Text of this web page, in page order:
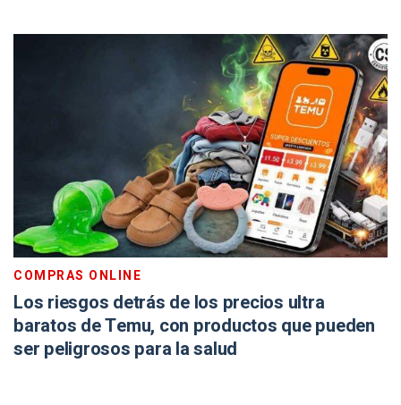
COMPRAS ONLINE
Los riesgos detrás de los precios ultra
baratos de Temu, con productos que pueden
ser peligrosos para la salud